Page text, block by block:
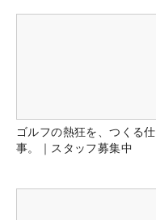
ゴルフの熱狂を、つくる仕
事。｜スタッフ募集中